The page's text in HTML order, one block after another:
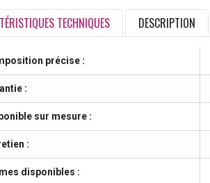
TECHNIQUES DESCRIPTION
précise :
:
sur mesure :
:
disponibles :